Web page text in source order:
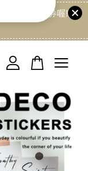
取專屬折扣券喔!
的。